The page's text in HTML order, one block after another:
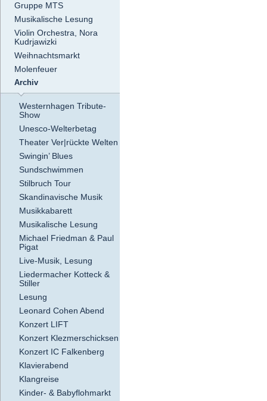
Gruppe MTS
Musikalische Lesung
Violin Orchestra, Nora
Kudrjawizki
Weihnachtsmarkt
Molenfeuer
Archiv
Westernhagen Tribute-
Show
Unesco-Welterbetag
Theater Ver|rückte Welten
Swingin’ Blues
Sundschwimmen
Stilbruch Tour
Skandinavische Musik
Musikkabarett
Musikalische Lesung
Michael Friedman & Paul
Pigat
Live-Musik, Lesung
Liedermacher Kotteck &
Stiller
Lesung
Leonard Cohen Abend
Konzert LIFT
Konzert Klezmerschicksen
Konzert IC Falkenberg
Klavierabend
Klangreise
Kinder- & Babyflohmarkt